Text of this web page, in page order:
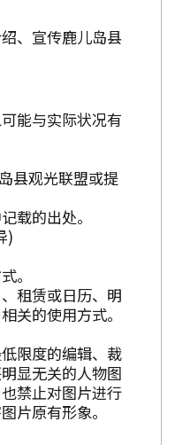
、宣传鹿儿岛县
能与实际状况有
县观光联盟或提
载的出处。
)
。
租赁或日历、明
关的使用方式。
限度的编辑、裁
显无关的人物图
禁止对图片进行
片原有形象。